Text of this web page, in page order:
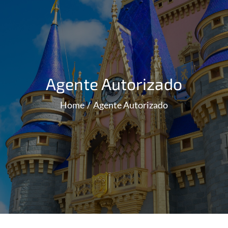
Agente Autorizado
Home Agente Autorizado